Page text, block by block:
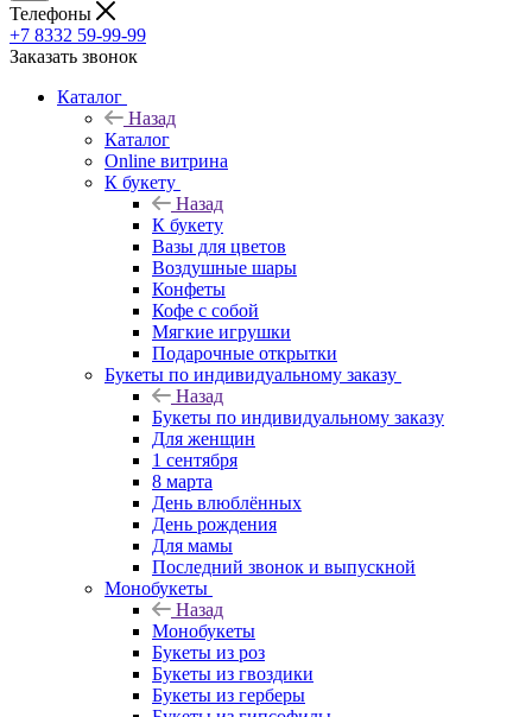
Телефоны
+7 8332 59-99-99
Заказать звонок
Каталог
Назад
Каталог
Online витрина
К букету
Назад
К букету
Вазы для цветов
Воздушные шары
Конфеты
Кофе с собой
Мягкие игрушки
Подарочные открытки
Букеты по индивидуальному заказу
Назад
Букеты по индивидуальному заказу
Для женщин
1 сентября
8 марта
День влюблённых
День рождения
Для мамы
Последний звонок и выпускной
Монобукеты
Назад
Монобукеты
Букеты из роз
Букеты из гвоздики
Букеты из герберы